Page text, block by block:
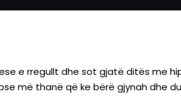
e rregullt dhe sot gjatë ditës me
më thanë që ke bërë gjynah dhe